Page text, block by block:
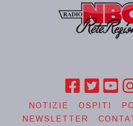
NOTIZIE OSPITI
NEWSLETTER